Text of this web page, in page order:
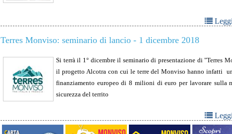
Terres Monviso: seminario di lancio - 1 dicembre 2018
Si terrà il 1° dicembre il seminario di presentazione di "Terres
il progetto Alcotra con cui le terre del Monviso hanno infatti
finanziamento europeo di 8 milioni di euro per lavorare sulla
sicurezza del territo